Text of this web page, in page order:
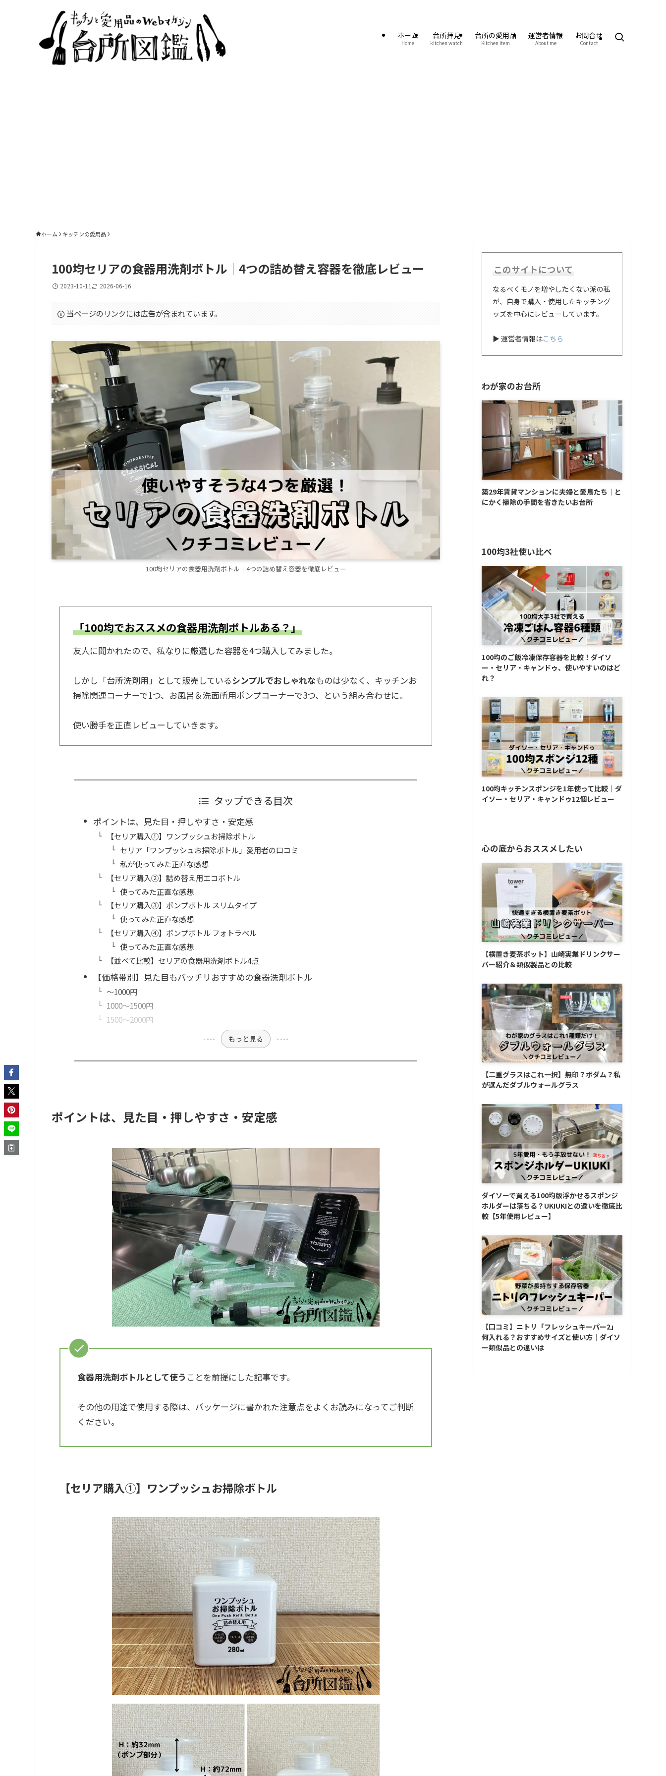
ホーム
Home
台所拝見
kitchen watch
台所の愛用品
Kitchen item
運営者情報
About me
お問合せ
Contact
ホーム キッチンの愛用品
100均セリアの食器用洗剤ボトル│4つの詰め替え容器を徹底レビュー
2023-10-11 2026-06-16
当ページのリンクには広告が含まれています。
100均セリアの食器用洗剤ボトル│4つの詰め替え容器を徹底レビュー
「100均でおススメの食器用洗剤ボトルある？」
友人に聞かれたので、私なりに厳選した容器を4つ購入してみました。
しかし「台所洗剤用」として販売しているシンプルでおしゃれなものは少なく、キッチンお
掃除関連コーナーで1つ、お風呂＆洗面所用ポンプコーナーで3つ、という組み合わせに。
使い勝手を正直レビューしていきます。
タップできる目次
ポイントは、見た目・押しやすさ・安定感
【セリア購入①】ワンプッシュお掃除ボトル
セリア「ワンプッシュお掃除ボトル」愛用者の口コミ
私が使ってみた正直な感想
【セリア購入②】詰め替え用エコボトル
使ってみた正直な感想
【セリア購入③】ポンプボトル スリムタイプ
使ってみた正直な感想
【セリア購入④】ポンプボトル フォトラベル
使ってみた正直な感想
【並べて比較】セリアの食器用洗剤ボトル4点
【価格帯別】見た目もバッチリおすすめの食器洗剤ボトル
～1000円
1000～1500円
1500～2000円
もっと見る
ポイントは、見た目・押しやすさ・安定感
食器用洗剤ボトルとして使う ことを前提にした記事です。
その他の用途で使用する際は、パッケージに書かれた注意点をよくお読みになってご判断
ください。
【セリア購入①】ワンプッシュお掃除ボトル
このサイトについて
なるべくモノを増やしたくない派の私
が、自身で購入・使用したキッチング
ッズを中心にレビューしています。
▶ 運営者情報はこちら
わが家のお台所
築29年賃貸マンションに夫婦と愛鳥たち│と
にかく掃除の手間を省きたいお台所
100均3社使い比べ
100均のご飯冷凍保存容器を比較！ダイソ
ー・セリア・キャンドゥ、使いやすいのはど
れ？
100均キッチンスポンジを1年使って比較｜ダ
イソー・セリア・キャンドゥ12個レビュー
心の底からおススメしたい
【横置き麦茶ポット】山崎実業ドリンクサー
バー紹介＆類似製品との比較
【二重グラスはこれ一択】無印？ボダム？私
が選んだダブルウォールグラス
ダイソーで買える100均版浮かせるスポンジ
ホルダーは落ちる？UKIUKIとの違いを徹底比
較【5年使用レビュー】
【口コミ】ニトリ「フレッシュキーパー2」
何入れる？おすすめサイズと使い方│ダイソ
ー類似品との違いは